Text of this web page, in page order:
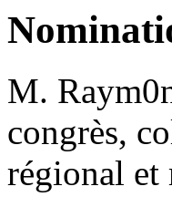
M.
congrès,
régional et